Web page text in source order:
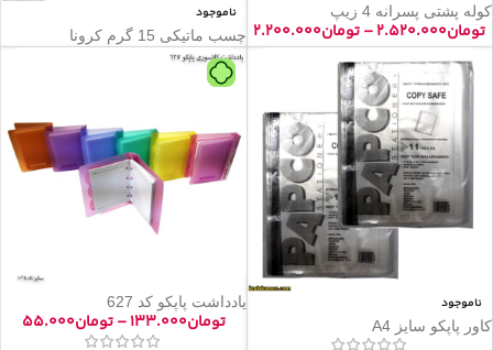
کوله پشتی پسرانه 4 زیپ
تومان۲.۵۲۰.۰۰۰–تومان۲.۲۰۰.۰۰۰
ناموجود
چسب ماتیکی 15 گرم کرونا
ناموجود
کاور پاپکو سایز A4
یادداشت پاپکو کد 627
تومان۱۳۳.۰۰۰–تومان۵۵.۰۰۰